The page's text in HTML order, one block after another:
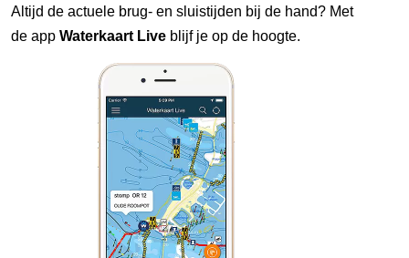
Altijd de actuele brug- en sluistijden bij de hand? Met
de app Waterkaart Live blijf je op de hoogte.